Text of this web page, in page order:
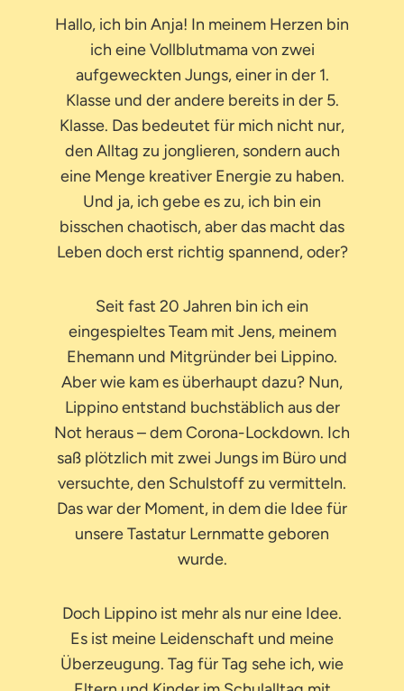
Hallo, ich bin Anja! In meinem Herzen bin
ich eine Vollblutmama von zwei
aufgeweckten Jungs, einer in der 1.
Klasse und der andere bereits in der 5.
Klasse. Das bedeutet für mich nicht nur,
den Alltag zu jonglieren, sondern auch
eine Menge kreativer Energie zu haben.
Und ja, ich gebe es zu, ich bin ein
bisschen chaotisch, aber das macht das
Leben doch erst richtig spannend, oder?
Seit fast 20 Jahren bin ich ein
eingespieltes Team mit Jens, meinem
Ehemann und Mitgründer bei Lippino.
Aber wie kam es überhaupt dazu? Nun,
Lippino entstand buchstäblich aus der
Not heraus – dem Corona-Lockdown. Ich
saß plötzlich mit zwei Jungs im Büro und
versuchte, den Schulstoff zu vermitteln.
Das war der Moment, in dem die Idee für
unsere Tastatur Lernmatte geboren
wurde.
Doch Lippino ist mehr als nur eine Idee.
Es ist meine Leidenschaft und meine
Überzeugung. Tag für Tag sehe ich, wie